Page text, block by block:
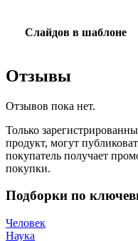
Слайдов в шаблоне
Отзывы
Отзывов пока нет.
Только
продукт, могут
покупатель получает
покупки.
Подборки по
Человек
Наука